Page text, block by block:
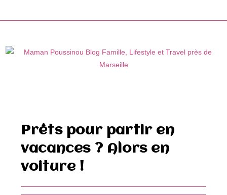
Prêts pour partir en
vacances ? Alors en
voiture !